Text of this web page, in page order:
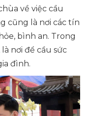
về việc cầu
cũng là nơi các tín
bình an. Trong
nơi để cầu sức
đình.